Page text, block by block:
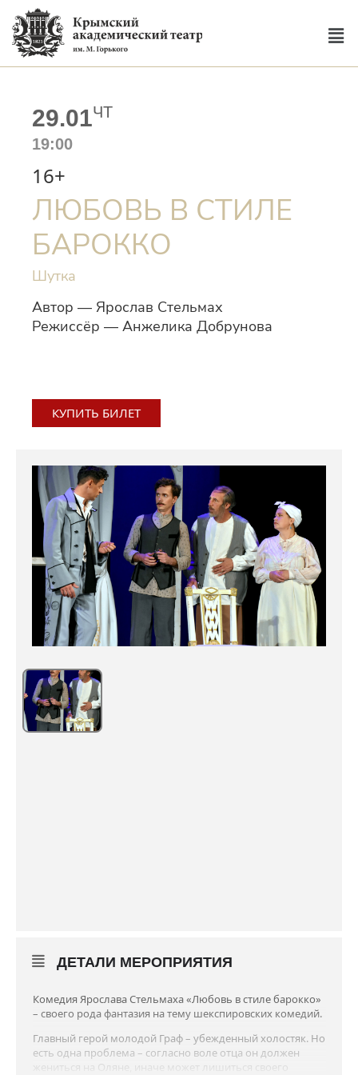
29.01ЧТ
19:00
16+
КУПИТЬ БИЛЕТ
Автор — Ярослав Стельмах
Режиссёр — Анжелика Добрунова
ЛЮБОВЬ В СТИЛЕ
БАРОККО
Шутка
ДЕТАЛИ МЕРОПРИЯТИЯ
Комедия Ярослава Стельмаха «Любовь в стиле барокко»
– своего рода фантазия на тему шекспировских комедий.
Главный герой молодой Граф – убежденный холостяк. Но
есть одна проблема – согласно воле отца он должен
жениться на Оляне, иначе может лишиться своего